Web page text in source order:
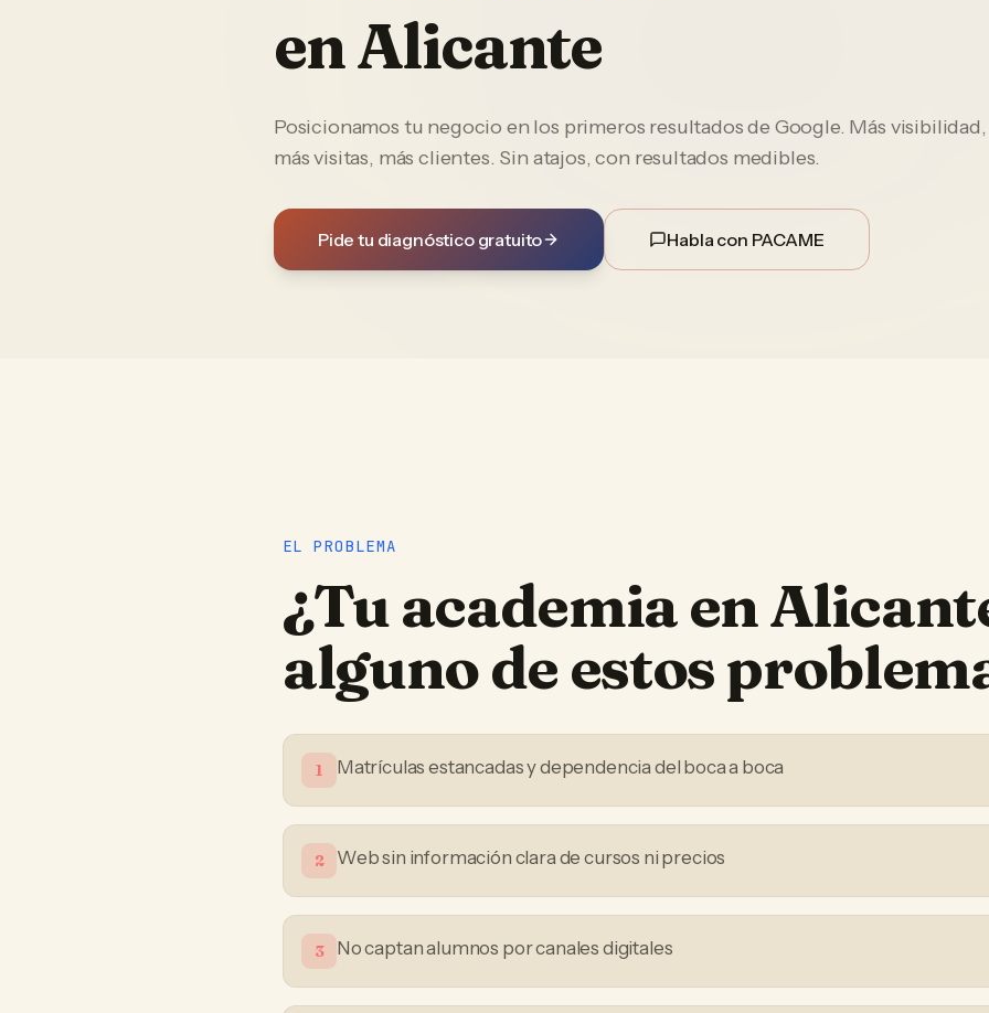
enAlicante
Posicionamos tu negocio en los primeros resultados de Google. Más visibilidad,
más visitas, más clientes. Sin atajos, con resultados medibles.
Pide tu diagnóstico gratuito Habla con PACAME
EL PROBLEMA
¿Tuacademiaen
alguno de estos
1 Matrículas estancadas y dependencia del boca a boca
2 Web sin información clara de cursos ni precios
3 No captan alumnos por canales digitales